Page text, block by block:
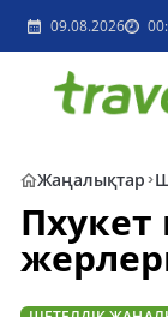
09.08.2026
Жаңалықтар